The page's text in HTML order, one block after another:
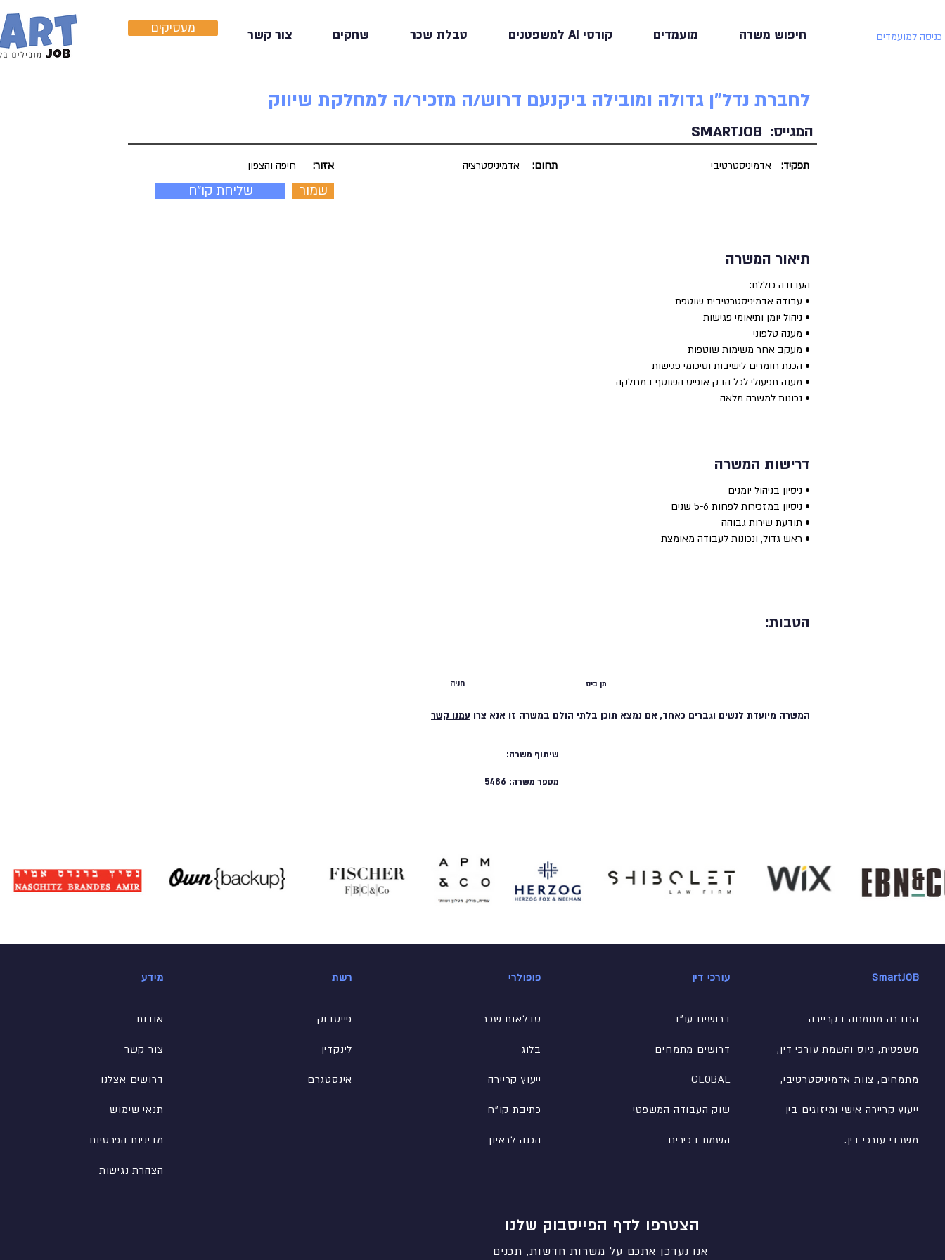
מעסיקים חיפוש משרה מועמדים קורסי AI למשפטנים טבלת שכר שחקים צור קשר כניסה למועמדים
לחברת נדל"ן גדולה ומובילה ביקנעם דרוש/ה מזכיר/ה למחלקת שיווק
SMARTJOB המגייס:
חיפה והצפון אזור:
שליחת קו"ח שמור
אדמיניסטרציה תחום: אדמיניסטרטיבי תפקיד:
תיאור המשרה
העבודה כוללת:
• עבודה אדמיניסטרטיבית שוטפת
• ניהול יומן ותיאומי פגישות
• מענה טלפוני
• מעקב אחר משימות שוטפות
• הכנת חומרים לישיבות וסיכומי פגישות
• מענה תפעולי לכל הבק אופיס השוטף במחלקה
• נכונות למשרה מלאה
דרישות המשרה
• ניסיון בניהול יומנים
• ניסיון במזכירות לפחות 5-6 שנים
• תודעת שירות גבוהה
• ראש גדול, ונכונות לעבודה מאומצת
הטבות:
חניה תן ביס
המשרה מיועדת לנשים וגברים כאחד, אם נמצא תוכן בלתי הולם במשרה זו אנא צרו עמנו קשר
שיתוף משרה:
5486 מספר משרה:
מידע
אודות
צור קשר
דרושים אצלנו
תנאי שימוש
מדיניות הפרטיות
הצהרת נגישות
רשת
פייסבוק
לינקדין
אינסטגרם
פופולרי
טבלאות שכר
בלוג
ייעוץ קריירה
כתיבת קו"ח
הכנה לראיון
עורכי דין
דרושים עו"ד
דרושים מתמחים
GLOBAL
שוק העבודה המשפטי
השמת בכירים
SmartJOB
החברה מתמחה בקריירה
משפטית, גיוס והשמת עורכי דין,
מתמחים, צוות אדמיניסטרטיבי,
ייעוץ קריירה אישי ומיזוגים בין
משרדי עורכי דין.
הצטרפו לדף הפייסבוק שלנו
אנו נעדכן אתכם על משרות חדשות, תכנים